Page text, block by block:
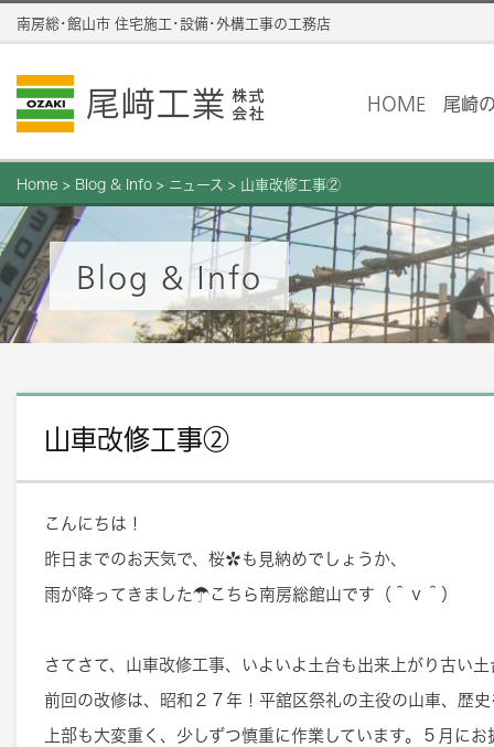
南房総･館山市 住宅施工･設備･外構工事の工務店
HOME 尾崎
Home > Blog & Info > ニュース > 山車改修工事②
Blog & Info
山車改修工事②
こんにちは！
昨日までのお天気で、桜✿も見納めでしょうか、
雨が降ってきました☂こちら南房総館山です（＾ｖ＾）
さてさて、山車改修工事、いよいよ土台も出来上がり古い
前回の改修は、昭和２７年！平舘区祭礼の主役の山車、歴
上部も大変重く、少しずつ慎重に作業しています。５月に